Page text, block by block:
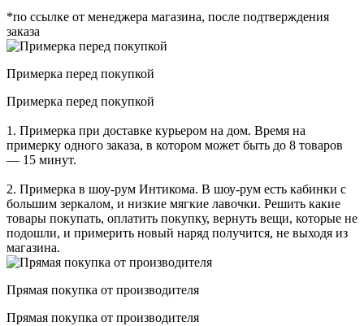
*по ссылке от менеджера магазина, после подтверждения
заказа
Примерка перед покупкой
Примерка перед покупкой
1. Примерка при доставке курьером на дом. Время на
примерку одного заказа, в котором может быть до 8 товаров
— 15 минут.
2. Примерка в шоу-рум Интикома. В шоу-рум есть кабинки с
большим зеркалом, и низкие мягкие лавочки. Решить какие
товары покупать, оплатить покупку, вернуть вещи, которые не
подошли, и примерить новый наряд получится, не выходя из
магазина.
Прямая покупка от производителя
Прямая покупка от производителя